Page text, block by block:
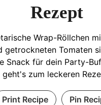
Rezept
Wrap-Röllchen
getrockneten Tomaten
Snack für dein Party-
geht's zum leckeren
Print Recipe Pin